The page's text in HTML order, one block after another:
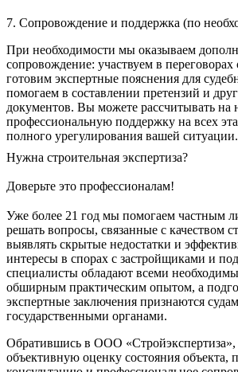
7. Сопровождение и поддержка (по
При необходимости мы оказываем
сопровождение: участвуем в
готовим экспертные пояснения для
помогаем в составлении претензий и
документов. Вы можете рассчитывать на
профессиональную поддержку на всех
полного урегулирования вашей ситуации.
Нужна строительная экспертиза?
Доверьте это профессионалам!
Уже более 21 год мы помогаем частным
решать вопросы, связанные с качеством
выявлять скрытые недостатки и
интересы в спорах с застройщиками и
специалисты обладают всеми
обширным практическим опытом, а
экспертные заключения признаются
государственными органами.
Обратившись в ООО
объективную оценку состояния объекта,